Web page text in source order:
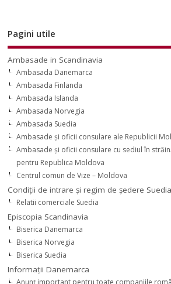
Pagini utile
Ambasade in Scandinavia
Ambasada Danemarca
Ambasada Finlanda
Ambasada Islanda
Ambasada Norvegia
Ambasada Suedia
Ambasade şi oficii consulare ale Republicii
Ambasade şi oficii consulare cu sediul în
pentru Republica Moldova
Centrul comun de Vize – Moldova
Condiţii de intrare şi regim de şedere Suedia
Relatii comerciale Suedia
Episcopia Scandinavia
Biserica Danemarca
Biserica Norvegia
Biserica Suedia
Informaţii Danemarca
Anunţ important pentru toate companiile